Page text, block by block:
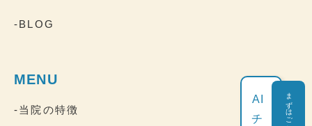
-BLOG
MENU
-当院の特徴
AI